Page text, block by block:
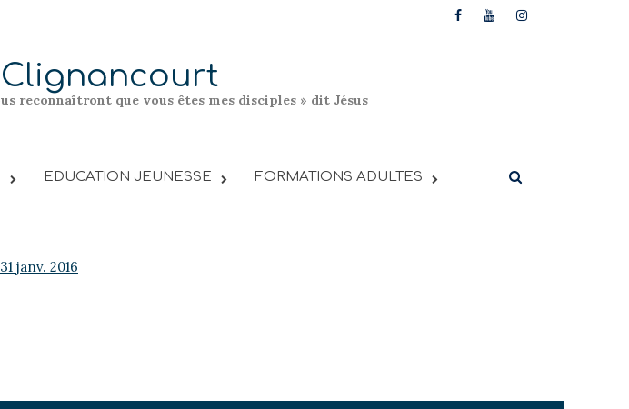
Clignancourt
reconnaîtront que vous êtes mes disciples » dit Jésus
EDUCATION JEUNESSE FORMATIONS ADULTES
janv. 2016